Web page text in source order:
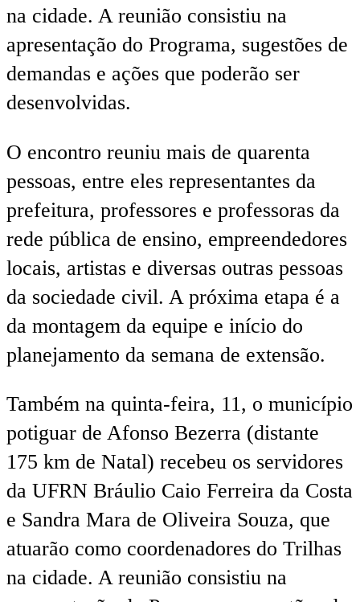
na cidade. A reunião consistiu na
apresentação do Programa, sugestões de
demandas e ações que poderão ser
desenvolvidas.
O encontro reuniu mais de quarenta
pessoas, entre eles representantes da
prefeitura, professores e professoras da
rede pública de ensino, empreendedores
locais, artistas e diversas outras pessoas
da sociedade civil. A próxima etapa é a
da montagem da equipe e início do
planejamento da semana de extensão.
Também na quinta-feira, 11, o município
potiguar de Afonso Bezerra (distante
175 km de Natal) recebeu os servidores
da UFRN Bráulio Caio Ferreira da Costa
e Sandra Mara de Oliveira Souza, que
atuarão como coordenadores do Trilhas
na cidade. A reunião consistiu na